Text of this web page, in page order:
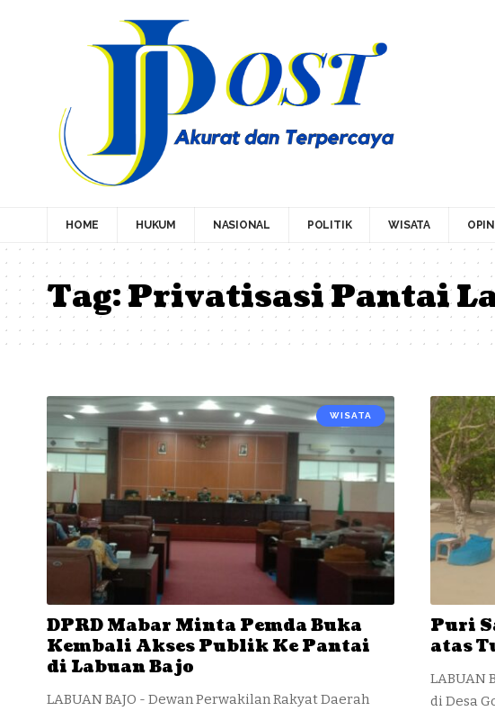
HOME HUKUM NASIONAL POLITIK WISATA OPINI
Tag:Privatisasi Pantai
WISATA
DPRD Mabar Minta Pemda Buka
Kembali Akses Publik Ke Pantai
di Labuan Bajo
LABUAN BAJO - Dewan Perwakilan Rakyat Daerah
Puri
atas
LABUAN
di Desa